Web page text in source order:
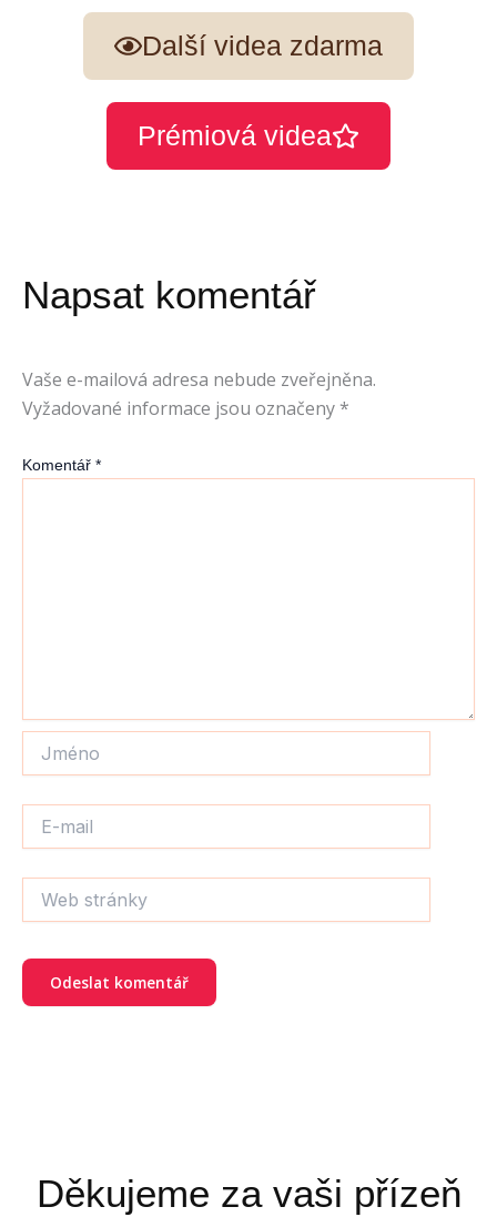
Další videa zdarma
Prémiová videa
Napsat komentář
Vaše e-mailová adresa nebude zveřejněna.
Vyžadované informace jsou označeny *
Komentář *
mail
stránky
Děkujeme za vaši přízeň